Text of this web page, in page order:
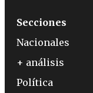
Secciones
Nacionales
+ análisis
Política